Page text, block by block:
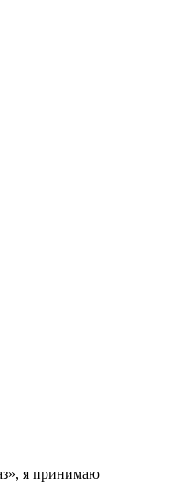
я принимаю